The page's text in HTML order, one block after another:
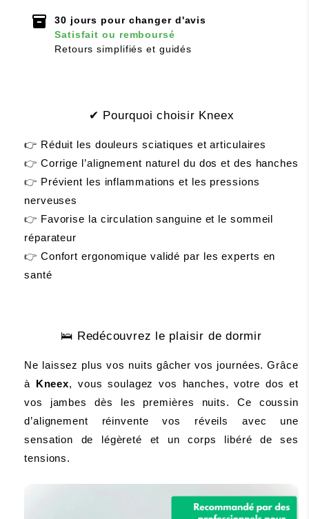
inventory_2
30 jours pour changer d'avis
Satisfait ou remboursé
Retours simplifiés et guidés
✔ Pourquoi choisir Kneex
👉 Réduit les douleurs sciatiques et articulaires
👉 Corrige l’alignement naturel du dos et des hanches
👉 Prévient les inflammations et les pressions
nerveuses
👉 Favorise la circulation sanguine et le sommeil
réparateur
👉 Confort ergonomique validé par les experts en
santé
🛌 Redécouvrez le plaisir de dormir
Ne laissez plus vos nuits gâcher vos journées. Grâce
à
Kneex, vous soulagez vos hanches, votre dos et
vos jambes dès les premières nuits. Ce coussin
d’alignement réinvente vos réveils avec une
sensation de légèreté et un corps libéré de ses
tensions.